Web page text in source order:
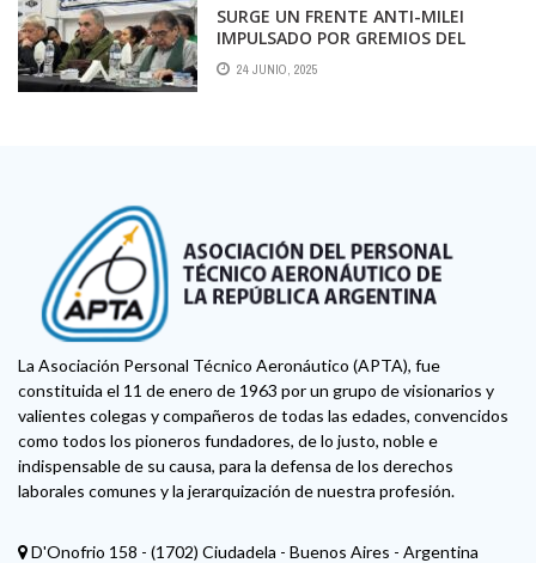
SURGE UN FRENTE ANTI-MILEI
IMPULSADO POR GREMIOS DEL
TRANSPORTE Y PIQUETEROS
24 JUNIO, 2025
La Asociación Personal Técnico Aeronáutico (APTA), fue
constituida el 11 de enero de 1963 por un grupo de visionarios y
valientes colegas y compañeros de todas las edades, convencidos
como todos los pioneros fundadores, de lo justo, noble e
indispensable de su causa, para la defensa de los derechos
laborales comunes y la jerarquización de nuestra profesión.
D'Onofrio 158 - (1702) Ciudadela - Buenos Aires - Argentina